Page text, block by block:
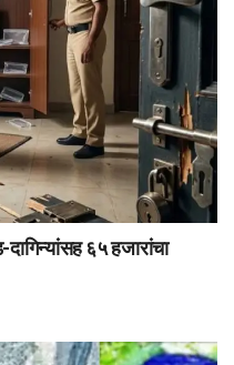
६५ हजारांचा